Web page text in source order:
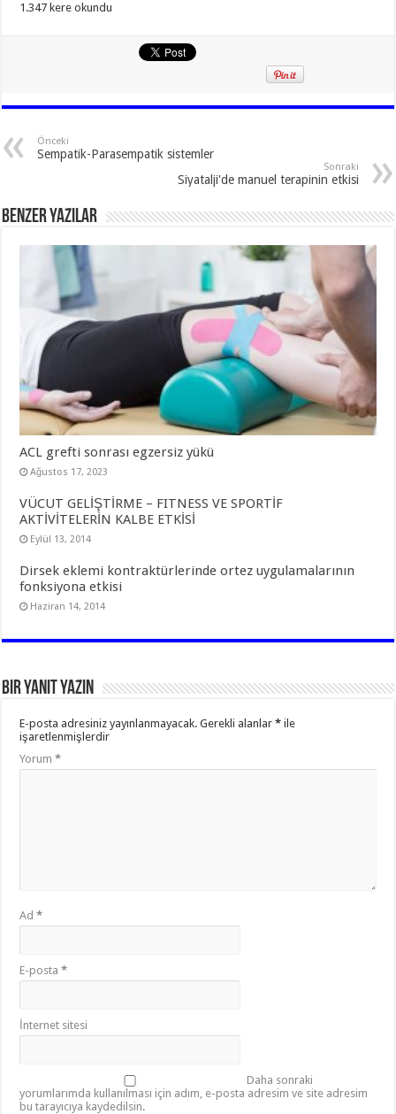
1.347 kere okundu
Önceki
Sempatik-Parasempatik sistemler
Sonraki
Siyatalji'de manuel terapinin etkisi
Benzer Yazılar
ACL grefti sonrası egzersiz yükü
Ağustos 17, 2023
VÜCUT GELİŞTİRME – FITNESS VE SPORTİF
AKTİVİTELERİN KALBE ETKİSİ
Eylül 13, 2014
Dirsek eklemi kontraktürlerinde ortez uygulamalarının
fonksiyona etkisi
Haziran 14, 2014
Bir yanıt yazın
E-posta adresiniz yayınlanmayacak. Gerekli alanlar* ile
işaretlenmişlerdir
Yorum*
Ad*
E-posta*
İnternet sitesi
Daha sonraki
yorumlarımda kullanılması için adım, e-posta adresim ve site adresim
bu tarayıcıya kaydedilsin.